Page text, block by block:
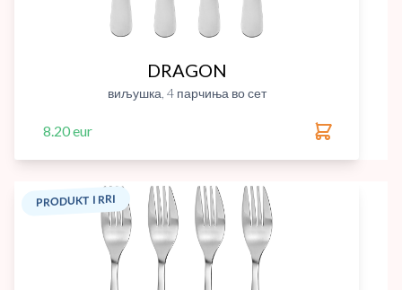
DRAGON
виљушка, 4 парчиња во сет
8.20 eur
PRODUKT I RRI